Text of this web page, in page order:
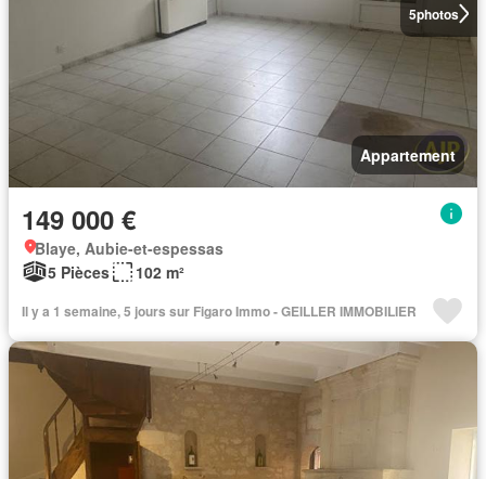
5photos
Appartement
149 000 €
Blaye, Aubie-et-espessas
5 Pièces
102 m²
Il y a 1 semaine, 5 jours sur Figaro Immo - GEILLER IMMOBILIER